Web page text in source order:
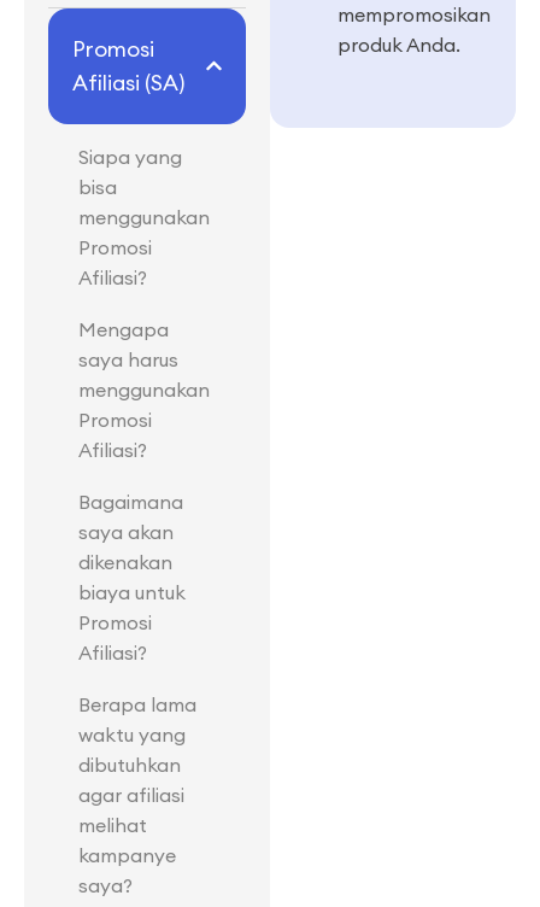
Promosi
Afiliasi (SA)
Siapa yang
bisa
menggunakan
Promosi
Afiliasi?
Mengapa
saya harus
menggunakan
Promosi
Afiliasi?
Bagaimana
saya akan
dikenakan
biaya untuk
Promosi
Afiliasi?
Berapa lama
waktu yang
dibutuhkan
agar afiliasi
melihat
kampanye
saya?
mempromosikan
produk Anda.